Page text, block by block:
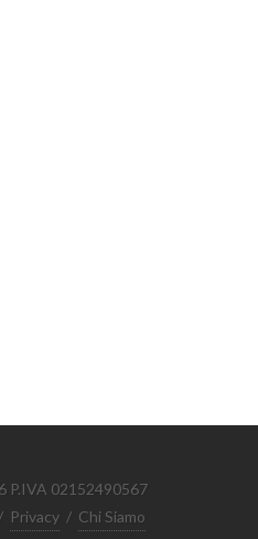
P.IVA 02152490567
/ Privacy / Chi Siamo